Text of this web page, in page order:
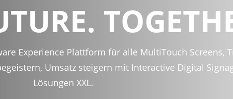
Experience Plattform für alle MultiTouch Screens,
Umsatz steigern mit Interactive Digital
Lösungen XXL.